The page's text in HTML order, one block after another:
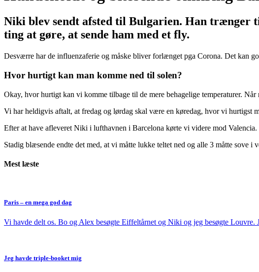
Niki blev sendt afsted til Bulgarien. Han trænger
ting at gøre, at sende ham med et fly.
Desværre har de influenzaferie og måske bliver forlænget pga Corona. Det kan
Hvor hurtigt kan man komme ned til solen?
Okay, hvor hurtigt kan vi komme tilbage til de mere behagelige temperaturer.
Vi har heldigvis aftalt, at fredag og lørdag skal være en køredag, hvor vi hurtigst
Efter at have afleveret Niki i lufthavnen i Barcelona kørte vi videre mod
Stadig blæsende endte det med, at vi måtte lukke teltet ned og alle 3 måtte sove i
Mest læste
Paris – en mega god dag
Vi havde delt os. Bo og Alex besøgte Eiffeltårnet og Niki og jeg besøgte
Jeg havde triple-booket mig